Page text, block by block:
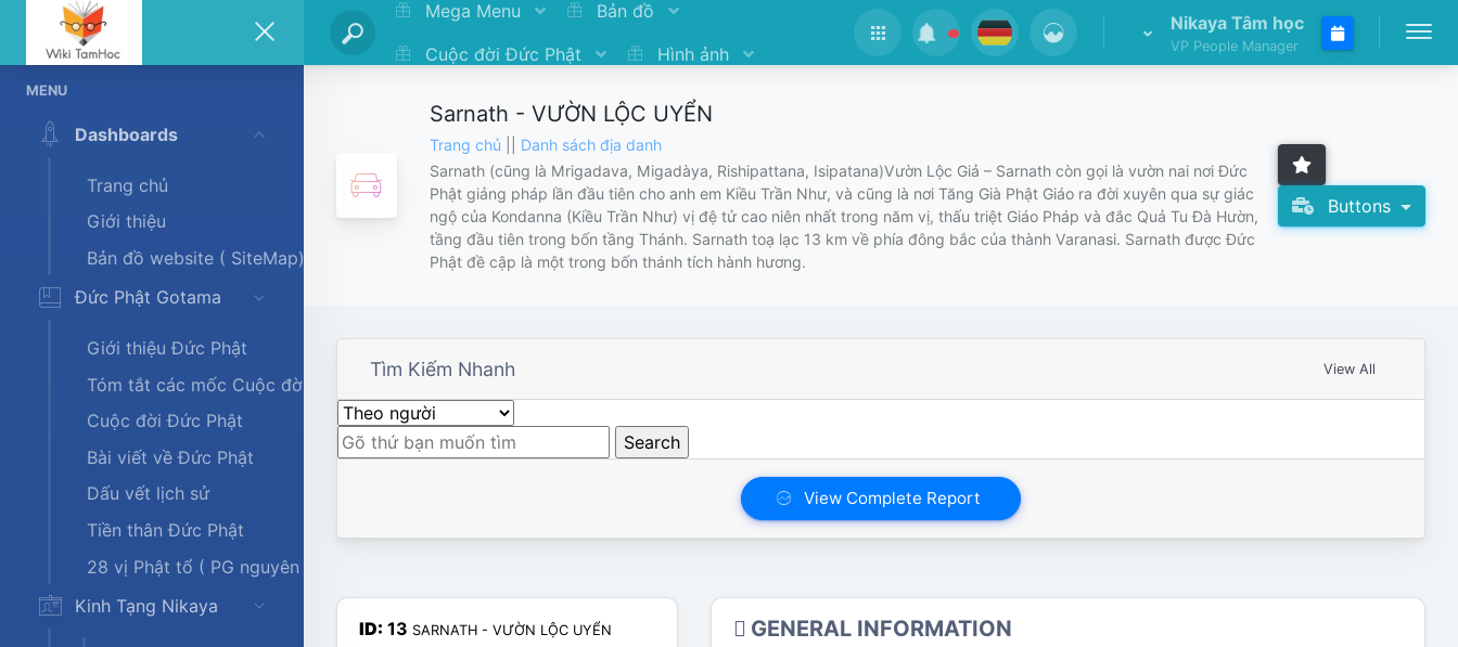
Mega Menu
Bản đồ
Cuộc đời Đức Phật
Hình ảnh
Nikaya Tâm học
VP People Manager
MENU
Dashboards
Trang chủ
Giới thiệu
Bản đồ website ( SiteMap)
Đức Phật Gotama
Giới thiệu Đức Phật
Tóm tắt các mốc Cuộc đời Đức Phật
Cuộc đời Đức Phật
Bài viết về Đức Phật
Dấu vết lịch sử
Tiền thân Đức Phật
28 vị Phật tổ ( PG nguyên thủy)
Kinh Tạng Nikaya
Sarnath - VƯỜN LỘC UYỂN
Trang chủ
Danh sách địa danh
Sarnath (cũng là Mrigadava, Migadàya, Rishipattana, Isipatana)Vườn Lộc Giả – Sarnath còn gọi là vườn nai nơi Đức
Phật giảng pháp lần đầu tiên cho anh em Kiều Trần Như, và cũng là nơi Tăng Già Phật Giáo ra đời xuyên qua sự giác
ngộ của Kondanna (Kiều Trần Như) vị đệ tử cao niên nhất trong năm vị, thấu triệt Giáo Pháp và đắc Quả Tu Đà Hườn,
tầng đầu tiên trong bốn tầng Thánh. Sarnath toạ lạc 13 km về phía đông bắc của thành Varanasi. Sarnath được Đức
Phật đề cập là một trong bốn thánh tích hành hương.
Buttons
Tìm Kiếm Nhanh View All
View Complete Report
ID: 13 SARNATH - VƯỜN LỘC UYỂN
GENERAL INFORMATION